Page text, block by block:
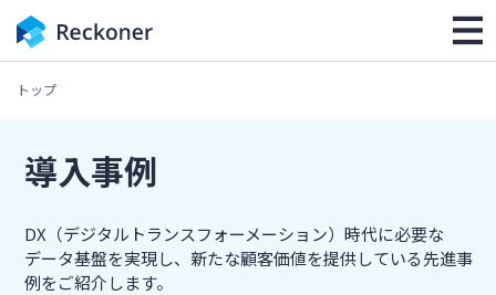
トップ
導入事例
DX（デジタルトランスフォーメーション）時代に必要な
データ基盤を実現し、新たな顧客価値を提供している先進事
例をご紹介します。